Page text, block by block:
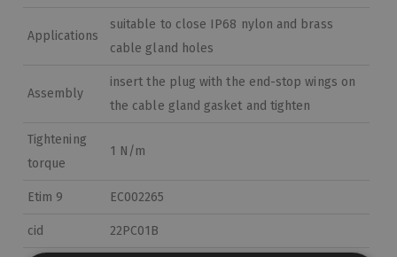
Applications
suitable to close IP68 nylon and brass
cable gland holes
Assembly
insert the plug with the end-stop wings on
the cable gland gasket and tighten
Tightening
torque
1 N/m
Etim 9 EC002265
cid 22PC01B